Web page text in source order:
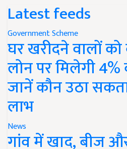
Latest feeds
Government Scheme
घर खरीदने वालों को
लोन पर मिलेगी 4%
जानें कौन उठा
लाभ
News
गांव में खाद, बीज